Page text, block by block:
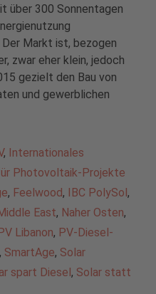
über 300 Sonnentagen
Der Markt ist, bezogen
zwar eher klein, jedoch
gezielt den Bau von
und gewerblichen
, Internationales
Photovoltaik-Projekte
, Feelwood, IBC PolySol ,
East, Naher Osten,
PV Libanon, PV-Diesel-
, SmartAge, Solar
spart Diesel , Solar statt